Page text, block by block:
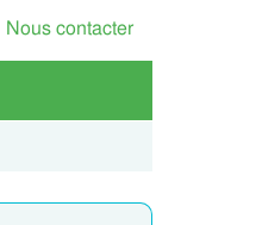
Nous contacter